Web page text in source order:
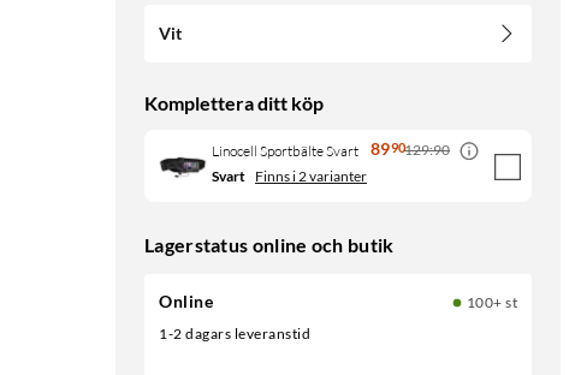
Vit
Komplettera ditt köp
Linocell Sportbälte Svart 8990129:90
Svart Finns i 2 varianter
Lagerstatus online och butik
Online
100+ st
1-2 dagars leveranstid